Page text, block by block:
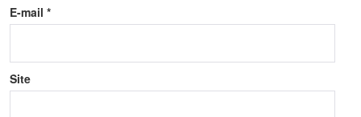
E-mail *
Site